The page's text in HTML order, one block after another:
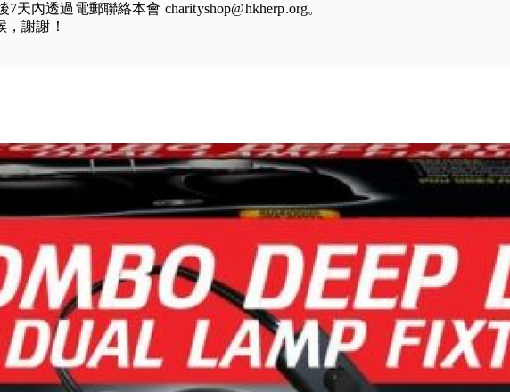
7天內透過電郵聯絡本會 charityshop@hkherp.org。
謝謝！